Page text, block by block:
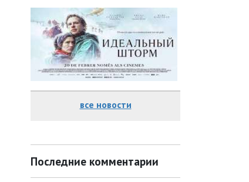
все новости
Последние комментарии